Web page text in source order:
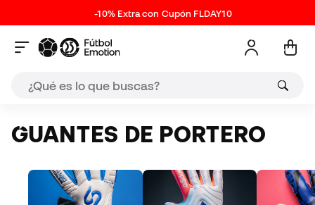
-10% Extra con Cupón FLDAY10
GUANTES DE PORTERO